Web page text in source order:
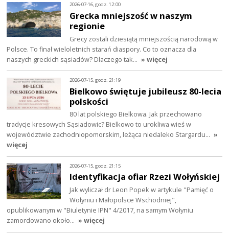
2026-07-16, godz. 12:00
Grecka mniejszość w naszym
regionie
Grecy zostali dziesiątą mniejszością narodową w
Polsce. To finał wieloletnich starań diaspory. Co to oznacza dla
naszych greckich sąsiadów? Dlaczego tak… » więcej
2026-07-15, godz. 21:19
Bielkowo świętuje jubileusz 80-lecia
polskości
80 lat polskiego Bielkowa. Jak przechowano
tradycje kresowych Sąsiadowic? Bielkowo to urokliwa wieś w
województwie zachodniopomorskim, leżąca niedaleko Stargardu… »
więcej
2026-07-15, godz. 21:15
Identyfikacja ofiar Rzezi Wołyńskiej
Jak wyliczał dr Leon Popek w artykule "Pamięć o
Wołyniu i Małopolsce Wschodniej",
opublikowanym w "Biuletynie IPN" 4/2017, na samym Wołyniu
zamordowano około… » więcej